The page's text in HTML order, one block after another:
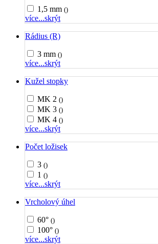
1,5 mm ()
více...skrýt
Rádius (R)
3 mm ()
více...skrýt
Kužel stopky
MK 2 ()
MK 3 ()
MK 4 ()
více...skrýt
Počet ložisek
3 ()
1 ()
více...skrýt
Vrcholový úhel
60° ()
100° ()
více...skrýt